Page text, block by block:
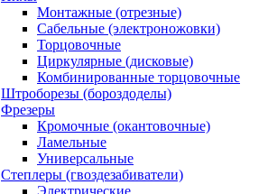
Монтажные (отрезные)
Сабельные (электроножовки)
Торцовочные
Циркулярные (дисковые)
Комбинированные торцовочные
Штроборезы (бороздоделы)
Фрезеры
Кромочные (окантовочные)
Ламельные
Универсальные
Степлеры (гвоздезабиватели)
Электрические